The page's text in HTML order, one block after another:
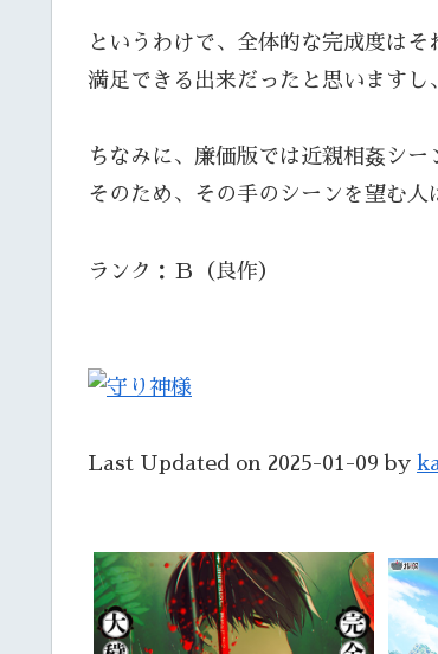
というわけで、全体的な完成度は
満足できる出来だったと思いますし
ちなみに、廉価版では近親相姦シー
そのため、その手のシーンを望む人
ランク：Ｂ（良作）
Last Updated on 2025-01-09 by